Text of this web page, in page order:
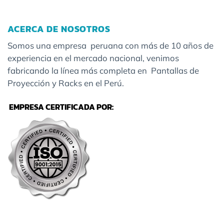
ACERCA DE NOSOTROS
Somos una empresa peruana con más de 10 años de
experiencia en el mercado nacional, venimos
fabricando la línea más completa en Pantallas de
Proyección y Racks en el Perú.
EMPRESA CERTIFICADA POR: